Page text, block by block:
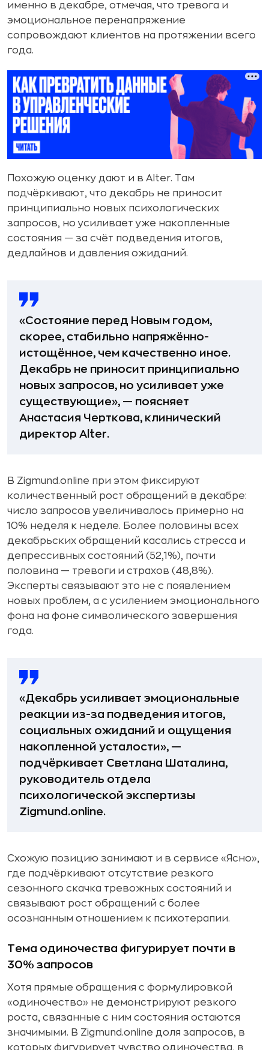
именно в декабре, отмечая, что тревога и
эмоциональное перенапряжение
сопровождают клиентов на протяжении всего
года.
Похожую оценку дают и в Alter. Там
подчёркивают, что декабрь не приносит
принципиально новых психологических
запросов, но усиливает уже накопленные
состояния — за счёт подведения итогов,
дедлайнов и давления ожиданий.
«Состояние перед Новым годом,
скорее, стабильно напряжённо-
истощённое, чем качественно иное.
Декабрь не приносит принципиально
новых запросов, но усиливает уже
существующие», — поясняет
Анастасия Черткова, клинический
директор Alter.
В Zigmund.online при этом фиксируют
количественный рост обращений в декабре:
число запросов увеличивалось примерно на
10% неделя к неделе. Более половины всех
декабрьских обращений касались стресса и
депрессивных состояний (52,1%), почти
половина — тревоги и страхов (48,8%).
Эксперты связывают это не с появлением
новых проблем, а с усилением эмоционального
фона на фоне символического завершения
года.
«Декабрь усиливает эмоциональные
реакции из-за подведения итогов,
социальных ожиданий и ощущения
накопленной усталости», —
подчёркивает Светлана Шаталина,
руководитель отдела
психологической экспертизы
Zigmund.online.
Схожую позицию занимают и в сервисе «Ясно»,
где подчёркивают отсутствие резкого
сезонного скачка тревожных состояний и
связывают рост обращений с более
осознанным отношением к психотерапии.
Тема одиночества фигурирует почти в
30% запросов
Хотя прямые обращения с формулировкой
«одиночество» не демонстрируют резкого
роста, связанные с ним состояния остаются
значимыми. В Zigmund.online доля запросов, в
которых фигурирует чувство одиночества, в